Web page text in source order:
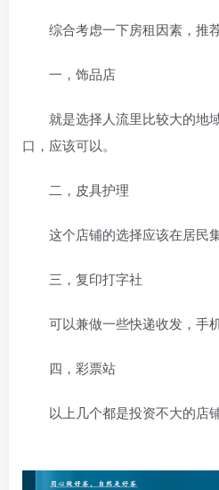
综合考虑一下房租因素，推荐
一，饰品店
就是选择人流里比较大的地
口，应该可以。
二，皮具护理
这个店铺的选择应该在居民集
三，复印打字社
可以兼做一些快递收发，手机
四，彩票站
以上几个都是投资不大的店铺